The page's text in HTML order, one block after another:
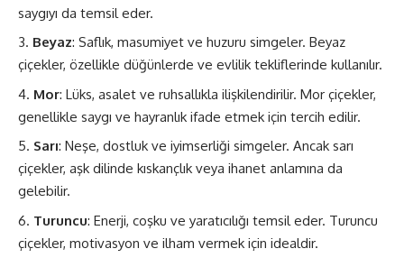
saygıyı da temsil eder.
Beyaz: Saflık, masumiyet ve huzuru simgeler. Beyaz
çiçekler, özellikle düğünlerde ve evlilik tekliflerinde kullanılır.
Mor: Lüks, asalet ve ruhsallıkla ilişkilendirilir. Mor çiçekler,
genellikle saygı ve hayranlık ifade etmek için tercih edilir.
Sarı: Neşe, dostluk ve iyimserliği simgeler. Ancak sarı
çiçekler, aşk dilinde kıskançlık veya ihanet anlamına da
gelebilir.
Turuncu: Enerji, coşku ve yaratıcılığı temsil eder. Turuncu
çiçekler, motivasyon ve ilham vermek için idealdir.